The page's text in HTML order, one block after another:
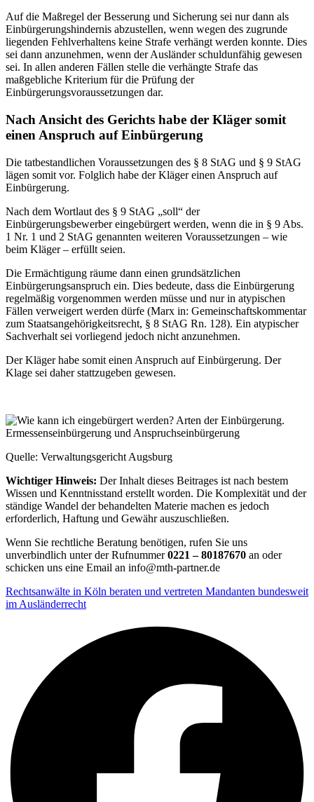
Auf die Maßregel der Besserung und Sicherung sei nur dann als
Einbürgerungshindernis abzustellen, wenn wegen des zugrunde
liegenden Fehlverhaltens keine Strafe verhängt werden konnte. Dies
sei dann anzunehmen, wenn der Ausländer schuldunfähig gewesen
sei. In allen anderen Fällen stelle die verhängte Strafe das
maßgebliche Kriterium für die Prüfung der
Einbürgerungsvoraussetzungen dar.
Nach Ansicht des Gerichts habe der Kläger somit
einen Anspruch auf Einbürgerung
Die tatbestandlichen Voraussetzungen des § 8 StAG und § 9 StAG
lägen somit vor. Folglich habe der Kläger einen Anspruch auf
Einbürgerung.
Nach dem Wortlaut des § 9 StAG „soll“ der
Einbürgerungsbewerber eingebürgert werden, wenn die in § 9 Abs.
1 Nr. 1 und 2 StAG genannten weiteren Voraussetzungen – wie
beim Kläger – erfüllt seien.
Die Ermächtigung räume dann einen grundsätzlichen
Einbürgerungsanspruch ein. Dies bedeute, dass die Einbürgerung
regelmäßig vorgenommen werden müsse und nur in atypischen
Fällen verweigert werden dürfe (Marx in: Gemeinschaftskommentar
zum Staatsangehörigkeitsrecht, § 8 StAG Rn. 128). Ein atypischer
Sachverhalt sei vorliegend jedoch nicht anzunehmen.
Der Kläger habe somit einen Anspruch auf Einbürgerung. Der
Klage sei daher stattzugeben gewesen.
Quelle: Verwaltungsgericht Augsburg
Wichtiger Hinweis: Der Inhalt dieses Beitrages ist nach bestem
Wissen und Kenntnisstand erstellt worden. Die Komplexität und der
ständige Wandel der behandelten Materie machen es jedoch
erforderlich, Haftung und Gewähr auszuschließen.
Wenn Sie rechtliche Beratung benötigen, rufen Sie uns
unverbindlich unter der Rufnummer0221 – 80187670 an oder
schicken uns eine Email an info@mth-partner.de
Rechtsanwälte in Köln beraten und vertreten Mandanten bundesweit
im Ausländerrecht